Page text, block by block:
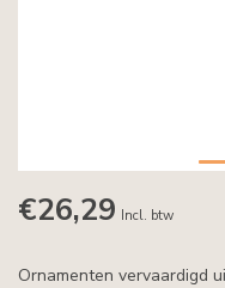
€26,29 Incl. btw
Ornamenten vervaardigd